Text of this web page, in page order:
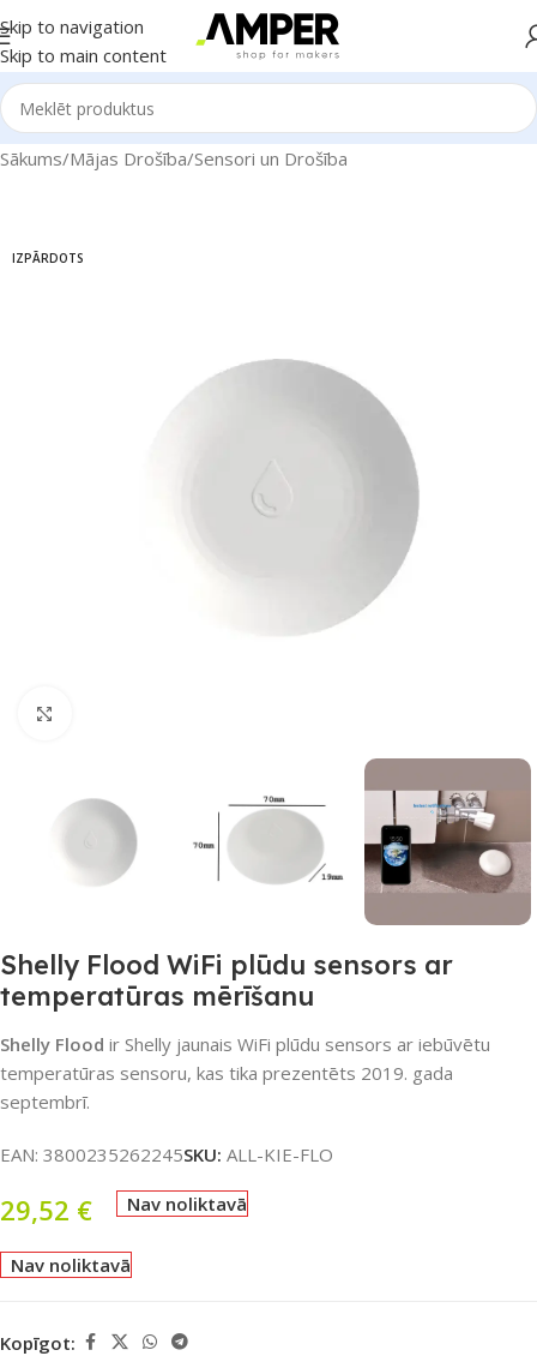
Skip to navigation
Skip to main content
Sākums/Mājas Drošība/Sensori un Drošība
IZPĀRDOTS
Shelly Flood WiFi plūdu sensors ar
temperatūras mērīšanu
Shelly Flood ir Shelly jaunais WiFi plūdu sensors ar iebūvētu
temperatūras sensoru, kas tika prezentēts 2019. gada
septembrī.
EAN: 3800235262245SKU: ALL-KIE-FLO
29,52 € Nav noliktavā
Nav noliktavā
Kopīgot: